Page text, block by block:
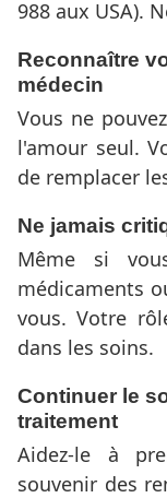
988 aux USA).
Reconnaître
médecin
Vous ne
l'amour seul.
de remplacer
Ne jamais
Même si
médicaments
vous. Votre
dans les soins.
Continuer le
traitement
Aidez-le à
souvenir des